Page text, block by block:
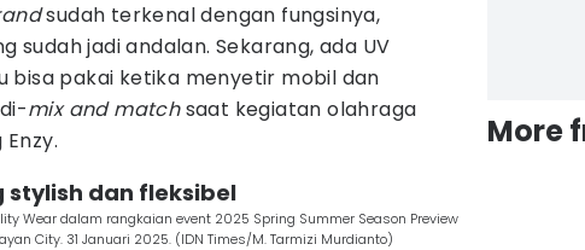
sudah terkenal dengan fungsinya,
sudah jadi andalan. Sekarang, ada UV
bisa pakai ketika menyetir mobil dan
mix and matchsaat kegiatan olahraga
stylish dan fleksibel
Wear dalam rangkaian event 2025 Spring Summer Season Preview
City. 31 Januari 2025. (IDN Times/M. Tarmizi Murdianto)
More